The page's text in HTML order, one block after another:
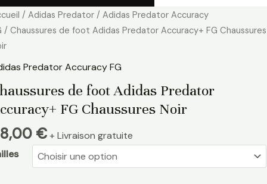
/ Adidas Predator/ Adidas Predator Accuracy
/ Chaussures de foot Adidas Predator Accuracy+ FG Chaussures
Predator Accuracy FG
de foot Adidas Predator
FG Chaussures Noir
€ + Livraison gratuite